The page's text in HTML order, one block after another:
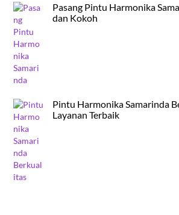
Pasang Pintu Harmonika
dan Kokoh
Pintu Harmonika Samarinda
Layanan Terbaik